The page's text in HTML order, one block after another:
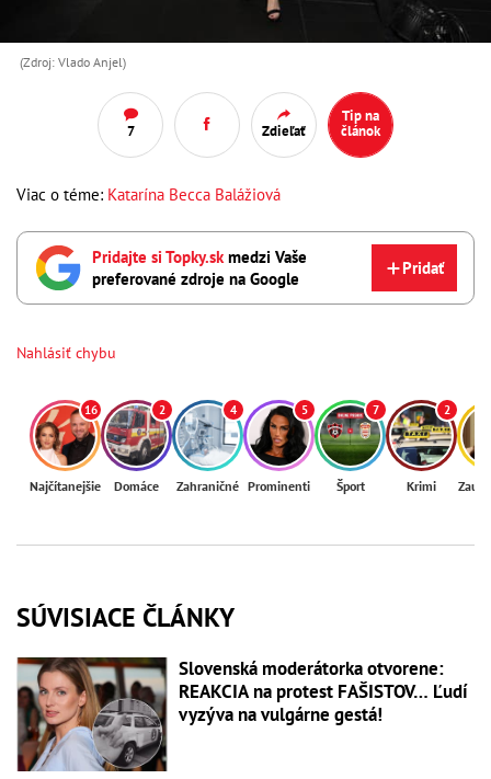
(Zdroj: Vlado Anjel)
7 Zdieľať
Tip na
článok
Viac o téme: Katarína Becca Balážiová
Pridajte si Topky.sk medzi Vaše
preferované zdroje na Google
Pridať
Nahlásiť chybu
16
Najčítanejšie
2
Domáce
4
Zahraničné
5
Prominenti
7
Šport
2
Krimi
SÚVISIACE ČLÁNKY
Slovenská moderátorka otvorene:
REAKCIA na protest FAŠISTOV… Ľudí
vyzýva na vulgárne gestá!